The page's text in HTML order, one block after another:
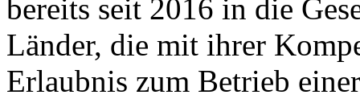
bereits seit 2016 in die
Länder, die mit ihrer
Erlaubnis zum Betrieb